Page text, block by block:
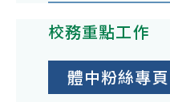
校務重點工作
體中粉絲專頁